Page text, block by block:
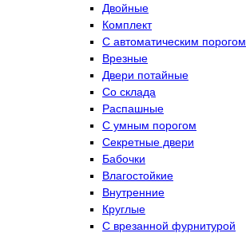
Двойные
Комплект
С автоматическим порогом
Врезные
Двери потайные
Со склада
Распашные
С умным порогом
Секретные двери
Бабочки
Влагостойкие
Внутренние
Круглые
С врезанной фурнитурой